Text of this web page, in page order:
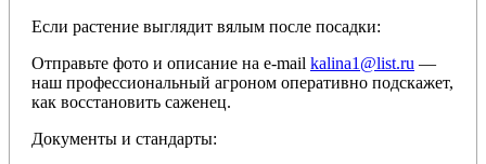
Если растение выглядит вялым после посадки:
Отправьте фото и описание на e-mail kalina1@list.ru —
наш профессиональный агроном оперативно подскажет,
как восстановить саженец.
Документы и стандарты: